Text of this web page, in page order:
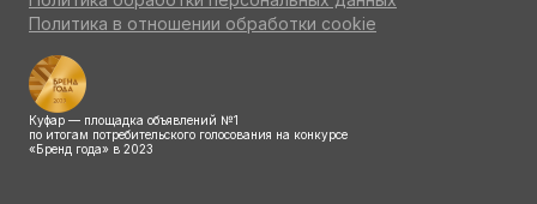
Политика в отношении обработки cookie
Куфар — площадка объявлений №1
по итогам потребительского голосования на конкурсе
«Бренд года» в 2023